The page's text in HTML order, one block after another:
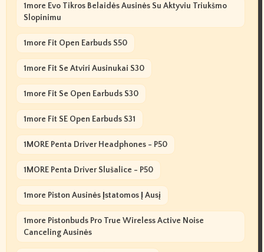
1more Evo Tikros Belaidės Ausinės Su Aktyviu Triukšmo
Slopinimu
1more Fit Open Earbuds S50
1more Fit Se Atviri Ausinukai S30
1more Fit Se Open Earbuds S30
1more Fit SE Open Earbuds S31
1MORE Penta Driver Headphones - P50
1MORE Penta Driver Slušalice - P50
1more Piston Ausinės Įstatomos Į Ausį
1more Pistonbuds Pro True Wireless Active Noise
Canceling Ausinės